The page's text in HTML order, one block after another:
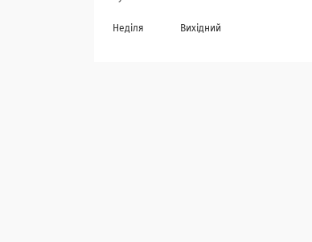
Неділя Вихідний